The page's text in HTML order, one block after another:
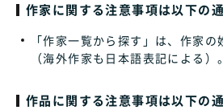
作家に関する注意事項は以下の
「作家一覧から探す」は、作家
（海外作家も日本語表記による）。
作品に関する注意事項は以下の